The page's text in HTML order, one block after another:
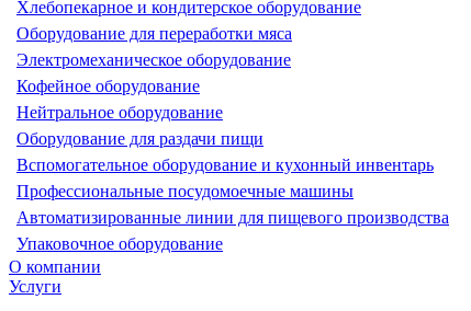
Хлебопекарное и кондитерское оборудование
Оборудование для переработки мяса
Электромеханическое оборудование
Кофейное оборудование
Нейтральное оборудование
Оборудование для раздачи пищи
Вспомогательное оборудование и кухонный инвентарь
Профессиональные посудомоечные машины
Автоматизированные линии для пищевого производства
Упаковочное оборудование
О компании
Услуги